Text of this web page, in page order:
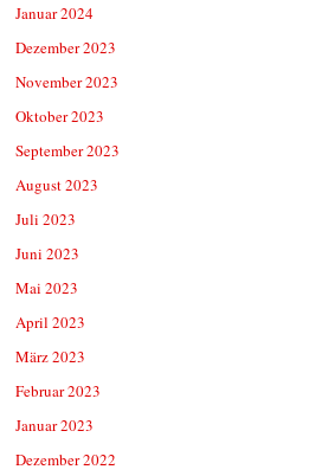
Januar 2024
Dezember 2023
November 2023
Oktober 2023
September 2023
August 2023
Juli 2023
Juni 2023
Mai 2023
April 2023
März 2023
Februar 2023
Januar 2023
Dezember 2022